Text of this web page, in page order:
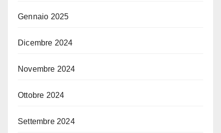
Gennaio 2025
Dicembre 2024
Novembre 2024
Ottobre 2024
Settembre 2024